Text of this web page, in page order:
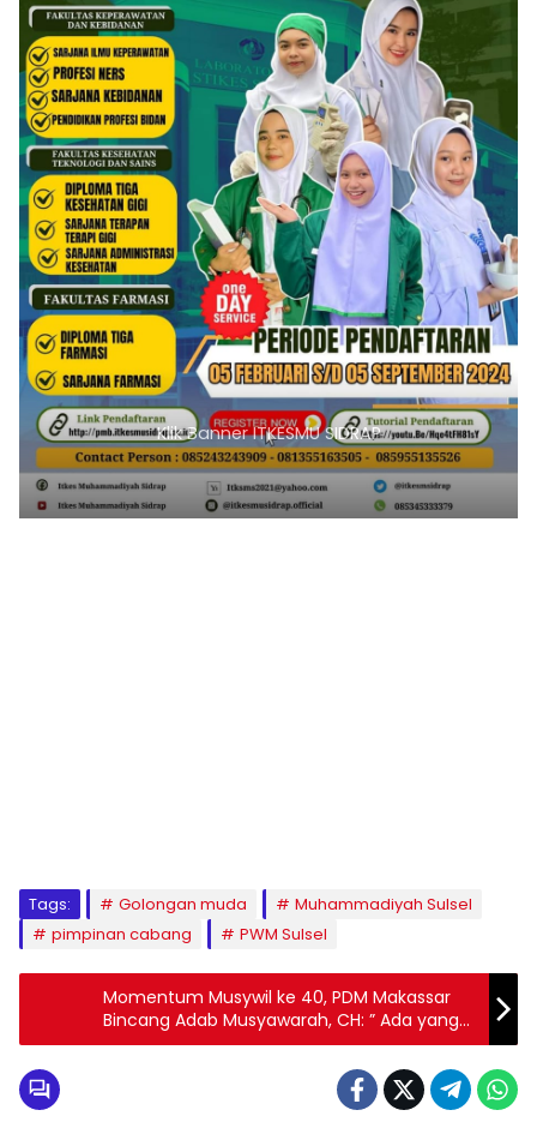
Klik Banner PMB UMSI
Tags: Golongan muda
Muhammadiyah Sulsel
pimpinan cabang
PWM Sulsel
Momentum Musywil ke 40, PDM Makassar
Bincang Adab Musyawarah, CH: ” Ada yang
Sebar Isu Jelek dari Ketidakpahamannya”